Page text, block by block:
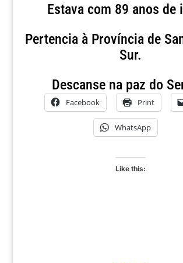
Estava com 89 anos de
Pertencia à Província de
Sur.
Descanse na paz do
Facebook Print
WhatsApp
Like this: